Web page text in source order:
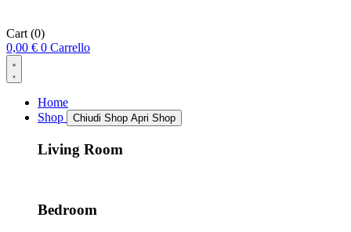
Cart (0)
0,00 € 0 Carrello
Home
Shop
Chiudi Shop Apri Shop
Living Room
Bedroom